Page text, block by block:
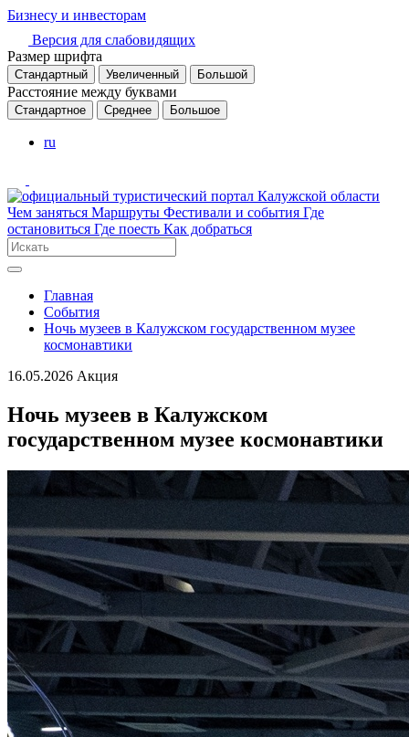
Бизнесу и инвесторам
Версия для слабовидящих
Размер шрифта
Стандартный Увеличенный Большой
Расстояние между буквами
Стандартное Среднее Большое
ru
Чем заняться Маршруты Фестивали и события Где
остановиться Где поесть Как добраться
Главная
События
Ночь музеев в Калужском государственном музее
космонавтики
16.05.2026 Акция
Ночь музеев в Калужском
государственном музее космонавтики